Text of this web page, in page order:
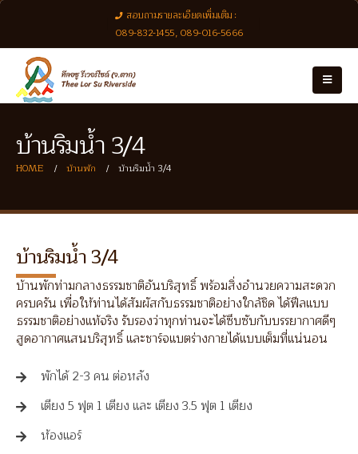
สอบถามรายละเอียดเพิ่มเติม :
089-832-1455, 089-016-5666
บ้านริมน้ำ 3/4
HOME บ้านพัก บ้านริมน้ำ 3/4
บ้านริมน้ำ 3/4
บ้านพักท่ามกลางธรรมชาติอันบริสุทธิ์ พร้อมสิ่งอำนวยความสะดวก
ครบครัน เพื่อให้ท่านได้สัมผัสกับธรรมชาติอย่างใกล้ชิด ได้ฟีลแบบ
ธรรมชาติอย่างแท้จริง รับรองว่าทุกท่านจะได้ซึบซับกับบรรยากาศดีๆ
สูดอากาศแสนบริสุทธิ์ และชาร์จแบตร่างกายได้แบบเต็มที่แน่นอน
พักได้ 2-3 คน ต่อหลัง
เตียง 5 ฟุต 1 เตียง และ เตียง 3.5 ฟุต 1 เตียง
ห้องแอร์